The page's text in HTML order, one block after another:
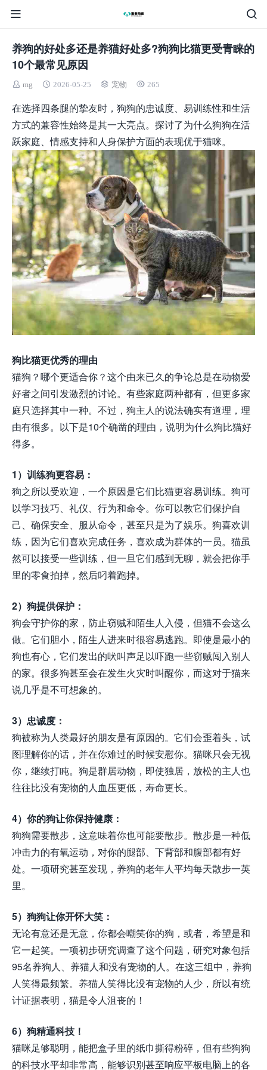
养狗的好处多还是养猫好处多?狗狗比猫更受青睐的
10个最常见原因
mg 2026-05-25 宠物 265
在选择四条腿的挚友时，狗狗的忠诚度、易训练性和生活
方式的兼容性始终是其一大亮点。探讨了为什么狗狗在活
跃家庭、情感支持和人身保护方面的表现优于猫咪。
狗比猫更优秀的理由
猫狗？哪个更适合你？这个由来已久的争论总是在动物爱
好者之间引发激烈的讨论。有些家庭两种都有，但更多家
庭只选择其中一种。不过，狗主人的说法确实有道理，理
由有很多。以下是10个确凿的理由，说明为什么狗比猫好
得多。
1）训练狗更容易：
狗之所以受欢迎，一个原因是它们比猫更容易训练。狗可
以学习技巧、礼仪、行为和命令。你可以教它们保护自
己、确保安全、服从命令，甚至只是为了娱乐。狗喜欢训
练，因为它们喜欢完成任务，喜欢成为群体的一员。猫虽
然可以接受一些训练，但一旦它们感到无聊，就会把你手
里的零食拍掉，然后叼着跑掉。
2）狗提供保护：
狗会守护你的家，防止窃贼和陌生人入侵，但猫不会这么
做。它们胆小，陌生人进来时很容易逃跑。即使是最小的
狗也有心，它们发出的吠叫声足以吓跑一些窃贼闯入别人
的家。很多狗甚至会在发生火灾时叫醒你，而这对于猫来
说几乎是不可想象的。
3）忠诚度：
狗被称为人类最好的朋友是有原因的。它们会歪着头，试
图理解你的话，并在你难过的时候安慰你。猫咪只会无视
你，继续打盹。狗是群居动物，即使独居，放松的主人也
往往比没有宠物的人血压更低，寿命更长。
4）你的狗让你保持健康：
狗狗需要散步，这意味着你也可能要散步。散步是一种低
冲击力的有氧运动，对你的腿部、下背部和腹部都有好
处。一项研究甚至发现，养狗的老年人平均每天散步一英
里。
5）狗狗让你开怀大笑：
无论有意还是无意，你都会嘲笑你的狗，或者，希望是和
它一起笑。一项初步研究调查了这个问题，研究对象包括
95名养狗人、养猫人和没有宠物的人。在这三组中，养狗
人笑得最频繁。养猫人笑得比没有宠物的人少，所以有统
计证据表明，猫是令人沮丧的！
6）狗精通科技！
猫咪足够聪明，能把盒子里的纸巾撕得粉碎，但有些狗狗
的科技水平却非常高，能够识别甚至响应平板电脑上的各